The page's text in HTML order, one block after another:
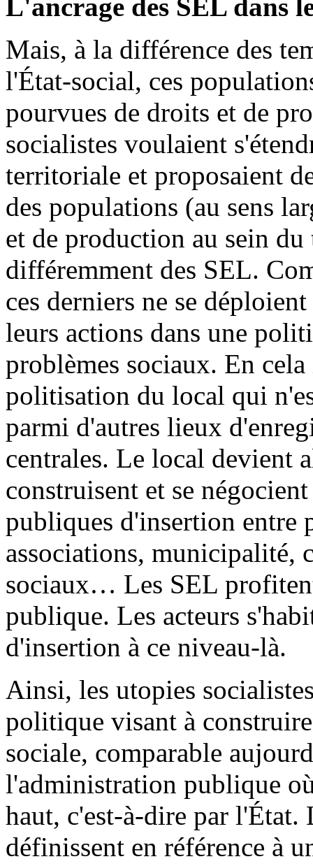
L'ancrage des SEL dans
Mais, à la différence des
l'État-social, ces
pourvues de droits et de
socialistes voulaient
territoriale et proposaient
des populations (au sens
et de production au sein
différemment des SEL.
ces derniers ne se
leurs actions dans une
problèmes sociaux. En
politisation du local qui
parmi d'autres lieux
centrales. Le local devient
construisent et se
publiques d'insertion entre
associations, municipalité,
sociaux… Les SEL
publique. Les acteurs
d'insertion à ce niveau-là.
Ainsi, les utopies
politique visant à
sociale, comparable
l'administration publique
haut, c'est-à-dire par l'État.
définissent en référence à